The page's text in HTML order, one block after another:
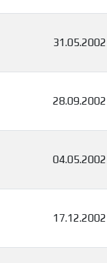
31.05.2002
28.09.2002
04.05.2002
17.12.2002